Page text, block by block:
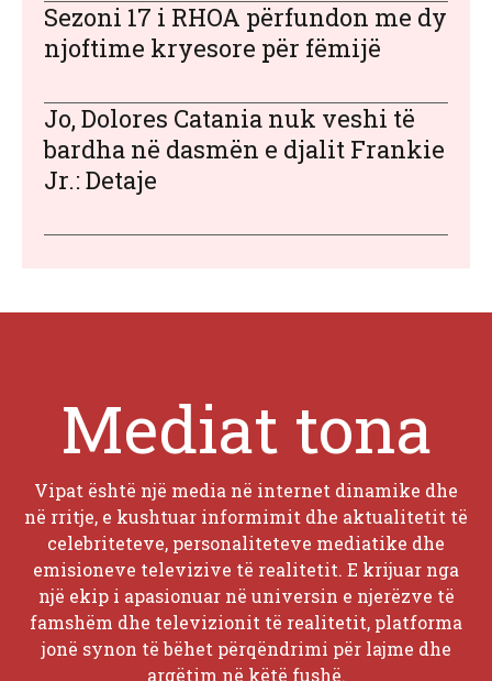
Sezoni 17 i RHOA përfundon me dy
njoftime kryesore për fëmijë
Jo, Dolores Catania nuk veshi të
bardha në dasmën e djalit Frankie
Jr.: Detaje
Mediat tona
Vipat është një media në internet dinamike dhe
në rritje, e kushtuar informimit dhe aktualitetit të
celebriteteve, personaliteteve mediatike dhe
emisioneve televizive të realitetit. E krijuar nga
një ekip i apasionuar në universin e njerëzve të
famshëm dhe televizionit të realitetit, platforma
jonë synon të bëhet përqëndrimi për lajme dhe
argëtim në këtë fushë.